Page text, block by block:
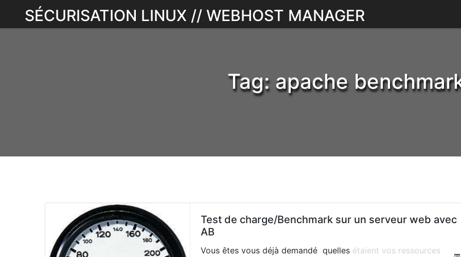
content
SÉCURISATION LINUX // WEBHOST MANAGER
Tag: apache
Test de charge/Benchmark sur un serveur web avec
AB
Vous êtes vous déjà demandé quelles étaient vos ressources